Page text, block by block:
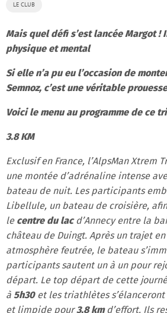
LE CLUB
Mais quel défi s’est lancée Margot !
physique et mental
Si elle n’a pu eu l’occasion de
Semnoz, c’est une véritable
Voici le menu au programme de ce
3.8 KM
Exclusif en France, l’AlpsMan Xtrem
une montée d’adrénaline intense
bateau de nuit. Les participants
Libellule, un bateau de croisière,
le centre du lacd’Annecy entre la
château de Duingt. Après un trajet
atmosphère feutrée, le bateau
participants sautent un à un pour
départ. Le top départ de cette
à 5h30et les triathlètes s’élanceront
et limpide pour3,8 kmd’effort. Ils